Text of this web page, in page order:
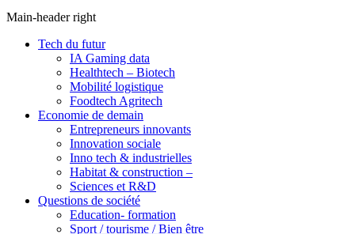
Main-header right
Tech du futur
IA Gaming data
Healthtech – Biotech
Mobilité logistique
Foodtech Agritech
Economie de demain
Entrepreneurs innovants
Innovation sociale
Inno tech & industrielles
Habitat & construction –
Sciences et R&D
Questions de société
Education- formation
Sport / tourisme / Bien être